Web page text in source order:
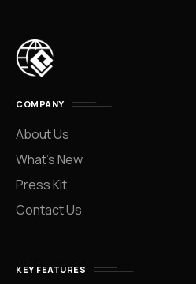
COMPANY
About Us
What’s New
Press Kit
Contact Us
KEY FEATURES